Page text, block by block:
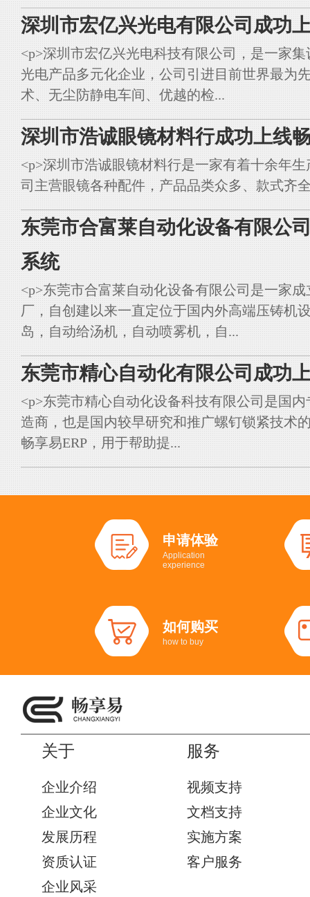
深圳市宏亿兴光电有限公司成功
<p>深圳市宏亿兴光电科技有限公司，是一家
光电产品多元化企业，公司引进目前世界最为
术、无尘防静电车间、优越的检...
深圳市浩诚眼镜材料行成功上线
<p>深圳市浩诚眼镜材料行是一家有着十余年
司主营眼镜各种配件，产品品类众多、款式齐
东莞市合富莱自动化设备有限公
系统
<p>东莞市合富莱自动化设备有限公司是一家
厂，自创建以来一直定位于国内外高端压铸机
岛，自动给汤机，自动喷雾机，自...
东莞市精心自动化有限公司成功
<p>东莞市精心自动化设备科技有限公司是国
造商，也是国内较早研究和推广螺钉锁紧技术
畅享易ERP，用于帮助提...
申请体验
Application
experience
如何购买
how to buy
关于
企业介绍
企业文化
发展历程
资质认证
企业风采
服务
视频支持
文档支持
实施方案
客户服务